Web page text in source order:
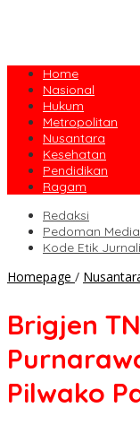
Home
Nasional
Hukum
Metropolitan
Nusantara
Kesehatan
Pendidikan
Ragam
Redaksi
Pedoman
Kode Etik
Homepage /
Brigjen
Pilwako